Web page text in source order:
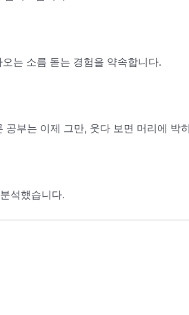
는 소름 돋는 경험을 약속합니다.
부는 이제 그만, 웃다 보면 머리에 박
석했습니다.